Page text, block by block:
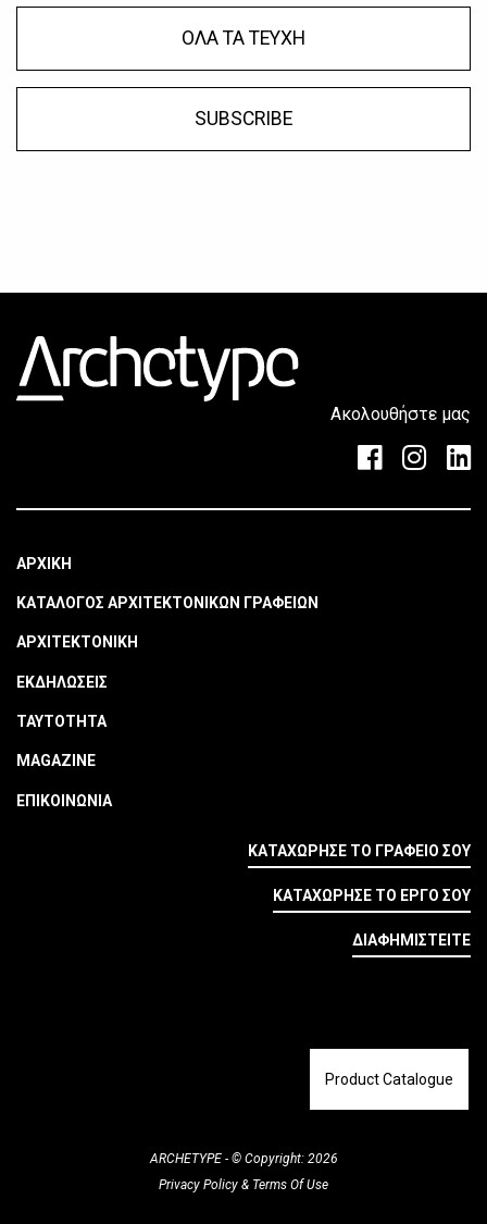
ΟΛΑ ΤΑ ΤΕΥΧΗ
SUBSCRIBE
Ακολουθήστε μας
ΑΡΧΙΚΗ
ΚΑΤΑΛΟΓΟΣ ΑΡΧΙΤΕΚΤΟΝΙΚΩΝ ΓΡΑΦΕΙΩΝ
ΑΡΧΙΤΕΚΤΟΝΙΚΗ
ΕΚΔΗΛΩΣΕΙΣ
ΤΑΥΤΟΤΗΤΑ
MAGAZINE
ΕΠΙΚΟΙΝΩΝΙΑ
ΚΑΤΑΧΩΡΗΣΕ ΤΟ ΓΡΑΦΕΙΟ ΣΟΥ
ΚΑΤΑΧΩΡΗΣΕ ΤΟ ΕΡΓΟ ΣΟΥ
ΔΙΑΦΗΜΙΣΤΕΙΤΕ
Product Catalogue
ARCHETYPE - © Copyright: 2026
Privacy Policy & Terms Of Use